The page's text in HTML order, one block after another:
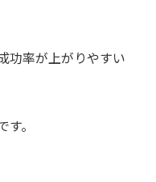
功率が上がりやすい
。